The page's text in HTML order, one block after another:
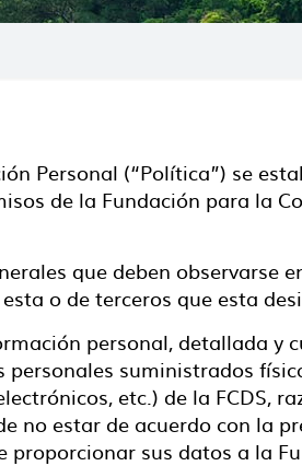
Personal (“Política”) se
de la Fundación para la
que deben observarse
o de terceros que esta
personal, detallada y
suministrados
etc.) de la FCDS,
no estar de acuerdo con la
proporcionar sus datos a la